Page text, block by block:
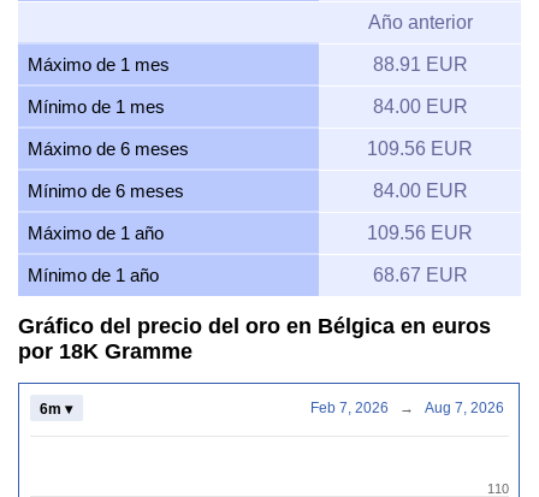
Año anterior
Máximo de 1 mes 88.91 EUR
Mínimo de 1 mes 84.00 EUR
Máximo de 6 meses 109.56 EUR
Mínimo de 6 meses 84.00 EUR
Máximo de 1 año 109.56 EUR
Mínimo de 1 año 68.67 EUR
Gráfico del precio del oro en Bélgica en euros
por 18K Gramme
110
6m ▾ Feb 7, 2026 → Aug 7, 2026